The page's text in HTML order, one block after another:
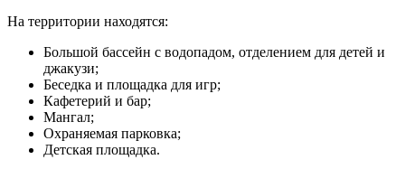
На территории находятся:
Большой бассейн с водопадом, отделением для детей и
джакузи;
Беседка и площадка для игр;
Кафетерий и бар;
Мангал;
Охраняемая парковка;
Детская площадка.